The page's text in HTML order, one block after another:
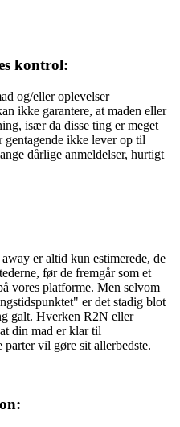
kontrol:
og/eller oplevelser
ikke garantere, at maden eller
især da disse ting er meget
gentagende ikke lever op til
dårlige anmeldelser, hurtigt
er altid kun estimerede, de
før de fremgår som et
vores platforme. Men selvom
er det stadig blot
galt. Hverken R2N eller
din mad er klar til
vil gøre sit allerbedste.